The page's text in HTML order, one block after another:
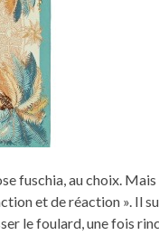
fuschia, au choix. Mais
et de réaction ». Il
le foulard, une fois